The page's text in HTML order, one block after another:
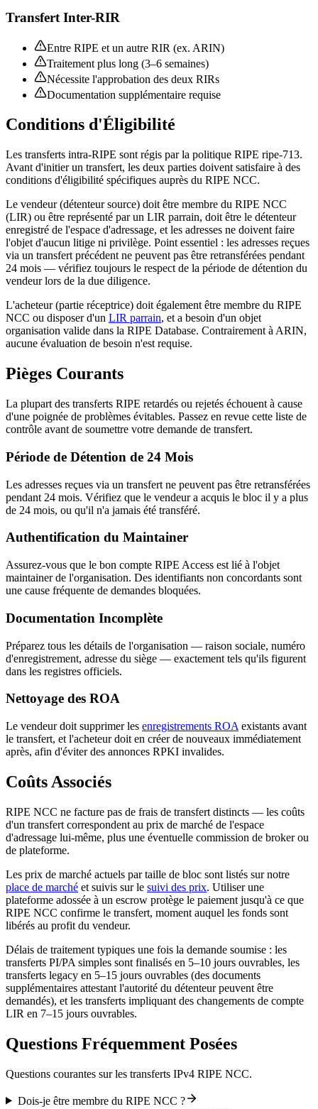
Transfert Inter-RIR
Entre RIPE et un autre RIR (ex. ARIN)
Traitement plus long (3–6 semaines)
Nécessite l'approbation des deux RIRs
Documentation supplémentaire requise
Conditions d'Éligibilité
Les transferts intra-RIPE sont régis par la politique RIPE ripe-713.
Avant d'initier un transfert, les deux parties doivent satisfaire à des
conditions d'éligibilité spécifiques auprès du RIPE NCC.
Le vendeur (détenteur source) doit être membre du RIPE NCC
(LIR) ou être représenté par un LIR parrain, doit être le détenteur
enregistré de l'espace d'adressage, et les adresses ne doivent faire
l'objet d'aucun litige ni privilège. Point essentiel : les adresses reçues
via un transfert précédent ne peuvent pas être retransférées pendant
24 mois — vérifiez toujours le respect de la période de détention du
vendeur lors de la due diligence.
L'acheteur (partie réceptrice) doit également être membre du RIPE
NCC ou disposer d'un LIR parrain, et a besoin d'un objet
organisation valide dans la RIPE Database. Contrairement à ARIN,
aucune évaluation de besoin n'est requise.
Pièges Courants
La plupart des transferts RIPE retardés ou rejetés échouent à cause
d'une poignée de problèmes évitables. Passez en revue cette liste de
contrôle avant de soumettre votre demande de transfert.
Période de Détention de 24 Mois
Les adresses reçues via un transfert ne peuvent pas être retransférées
pendant 24 mois. Vérifiez que le vendeur a acquis le bloc il y a plus
de 24 mois, ou qu'il n'a jamais été transféré.
Authentification du Maintainer
Assurez-vous que le bon compte RIPE Access est lié à l'objet
maintainer de l'organisation. Des identifiants non concordants sont
une cause fréquente de demandes bloquées.
Documentation Incomplète
Préparez tous les détails de l'organisation — raison sociale, numéro
d'enregistrement, adresse du siège — exactement tels qu'ils figurent
dans les registres officiels.
Nettoyage des ROA
Le vendeur doit supprimer les enregistrements ROA existants avant
le transfert, et l'acheteur doit en créer de nouveaux immédiatement
après, afin d'éviter des annonces RPKI invalides.
Coûts Associés
RIPE NCC ne facture pas de frais de transfert distincts — les coûts
d'un transfert correspondent au prix de marché de l'espace
d'adressage lui-même, plus une éventuelle commission de broker ou
de plateforme.
Les prix de marché actuels par taille de bloc sont listés sur notre
place de marché et suivis sur le suivi des prix. Utiliser une
plateforme adossée à un escrow protège le paiement jusqu'à ce que
RIPE NCC confirme le transfert, moment auquel les fonds sont
libérés au profit du vendeur.
Délais de traitement typiques une fois la demande soumise : les
transferts PI/PA simples sont finalisés en 5–10 jours ouvrables, les
transferts legacy en 5–15 jours ouvrables (des documents
supplémentaires attestant l'autorité du détenteur peuvent être
demandés), et les transferts impliquant des changements de compte
LIR en 7–15 jours ouvrables.
Questions Fréquemment Posées
Questions courantes sur les transferts IPv4 RIPE NCC.
Dois-je être membre du RIPE NCC ?